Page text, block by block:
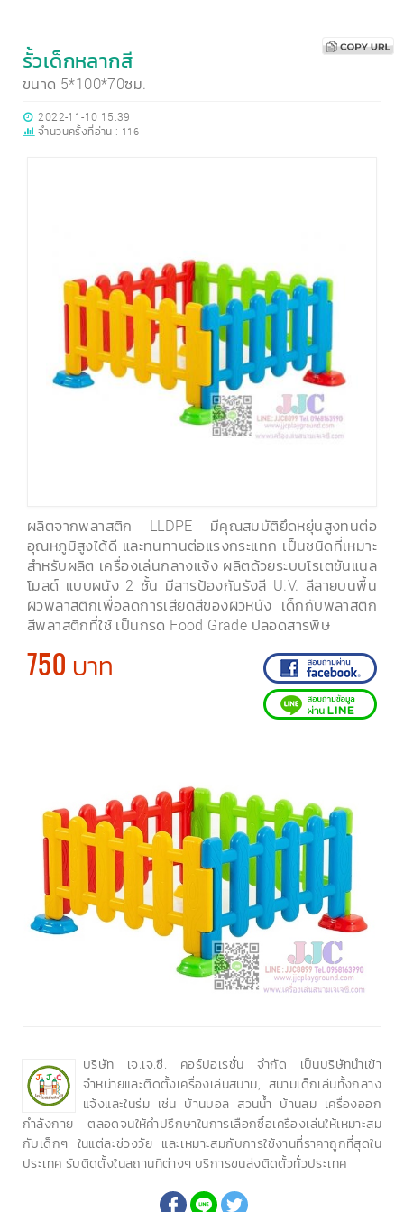
รั้วเด็กหลากสี
ขนาด 5*100*70ซม.
2022-11-10 15:39
จำนวนครั้งที่อ่าน : 116
ผลิตจากพลาสติก LLDPE มีคุณสมบัติยึดหยุ่นสูงทนต่อ
อุณหภูมิสูงได้ดี และทนทานต่อแรงกระแทก เป็นชนิดที่เหมาะ
สำหรับผลิต เครื่องเล่นกลางแจ้ง ผลิตด้วยระบบโรเตชันแนล
โมลด์ แบบผนัง 2 ชั้น มีสารป้องกันรังสี U.V. ลีลายบนพื้น
ผิวพลาสติกเพื่อลดการเสียดสีของผิวหนัง เด็กกับพลาสติก
สีพลาสติกที่ใช้ เป็นกรด Food Grade ปลอดสารพิษ
750 บาท
บริษัท เจ.เจ.ซี. คอร์ปอเรชั่น จำกัด เป็นบริษัทนำเข้า
จำหน่ายและติดตั้งเครื่องเล่นสนาม, สนามเด็กเล่นทั้งกลาง
แจ้งและในร่ม เช่น บ้านบอล สวนน้ำ บ้านลม เครื่องออก
กำลังกาย ตลอดจนให้คำปรึกษาในการเลือกซื้อเครื่องเล่นให้เหมาะสม
กับเด็กๆ ในแต่ละช่วงวัย และเหมาะสมกับการใช้งานที่ราคาถูกที่สุดใน
ประเทศ รับติดตั้งในสถานที่ต่างๆ บริการขนส่งติดตั้วทั่วประเทศ